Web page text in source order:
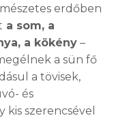
erdőben
a som, a
a kökény –
a sün fő
a tövisek,
és
szerencsével